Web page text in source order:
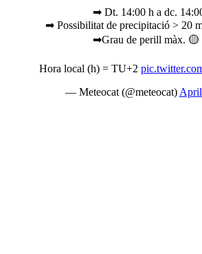
➡ Dt. 14:00 h a dc.
➡ Possibilitat de precipitació > 20
➡Grau de perill màx. 🟡
Hora local (h) = TU+2
— Meteocat (@meteocat)